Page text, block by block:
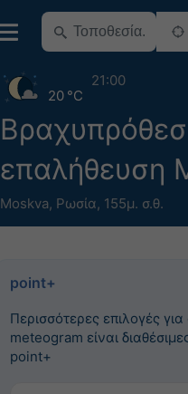
επαλήθευση
Moskva, Ρωσία, 155μ. σ.θ.
20 °C
21:00
point+
Περισσότερες επιλογές
meteogram είναι
point+